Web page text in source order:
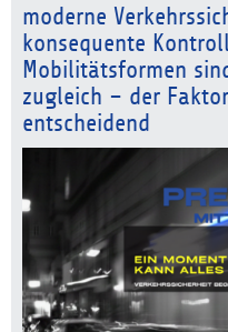
moderne
konsequente
Mobilitätsformen
zugleich – der
entscheidend